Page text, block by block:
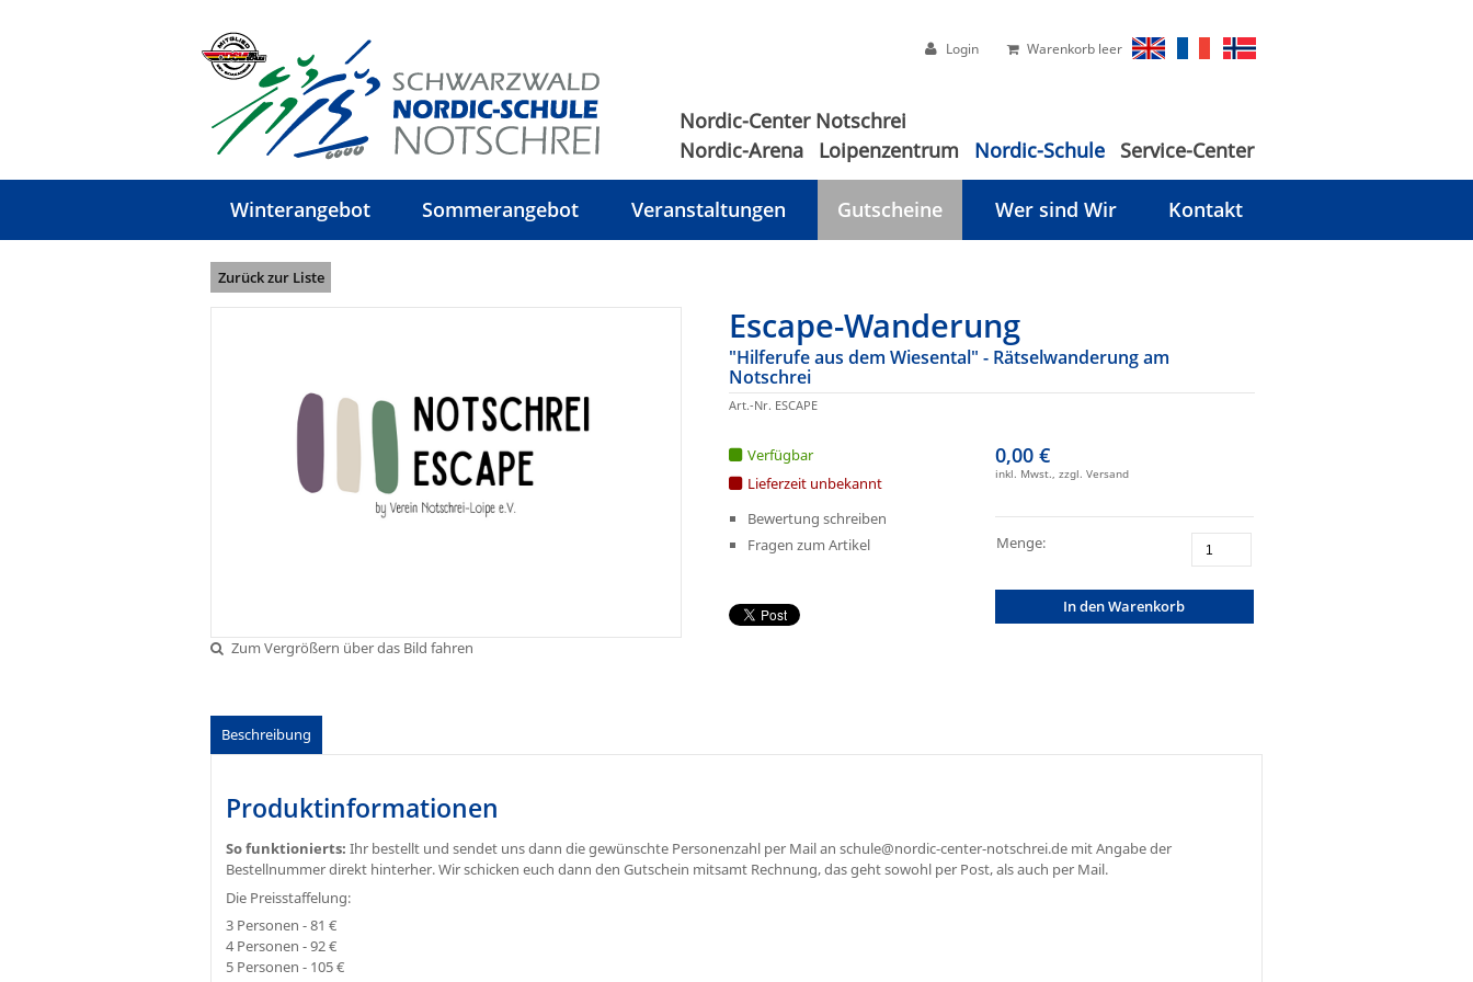
Login Warenkorb leer
Nordic-Center Notschrei
Nordic-Arena
Loipenzentrum Nordic-Schule Service-Center
Winterangebot Sommerangebot Veranstaltungen Gutscheine Wer sind Wir Kontakt
Zurück zur Liste
Zum Vergrößern über das Bild fahren
Escape-Wanderung
"Hilferufe aus dem Wiesental" - Rätselwanderung am
Notschrei
Art.-Nr. ESCAPE
Verfügbar
Lieferzeit unbekannt
Bewertung schreiben
Fragen zum Artikel
0,00 €
inkl. Mwst., zzgl. Versand
Menge:
In den Warenkorb
Beschreibung
Produktinformationen
So funktionierts: Ihr bestellt und sendet uns dann die gewünschte Personenzahl per Mail an schule@nordic-center-notschrei.de mit Angabe der
Bestellnummer direkt hinterher. Wir schicken euch dann den Gutschein mitsamt Rechnung, das geht sowohl per Post, als auch per Mail.
Die Preisstaffelung:
3 Personen - 81 €
4 Personen - 92 €
5 Personen - 105 €